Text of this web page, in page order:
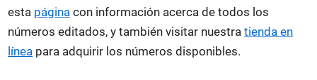
esta página con información acerca de todos los
números editados, y también visitar nuestratienda en
línea para adquirir los números disponibles.